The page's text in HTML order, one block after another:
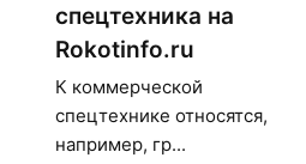
спецтехника на
Rokotinfo.ru
К коммерческой
спецтехнике относятся,
например, гр...